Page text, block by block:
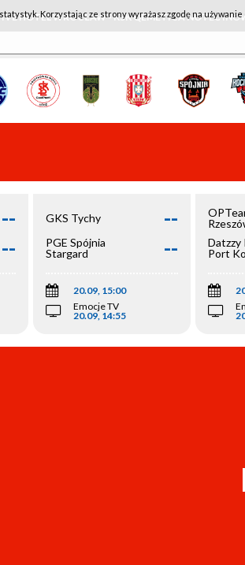
HOTEL WROCŁAW - KSK QEMETICA NOTEĆ
--
--
GKS Tychy --
PGE Spójnia
Stargard
--
20.09, 15:00
Emocje TV
20.09, 14:55
Datzzy
Port
Korzystając ze strony wyrażasz zgodę na